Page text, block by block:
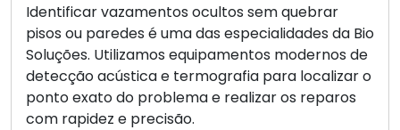
Identificar vazamentos ocultos sem quebrar
pisos ou paredes é uma das especialidades da Bio
Soluções. Utilizamos equipamentos modernos de
detecção acústica e termografia para localizar o
ponto exato do problema e realizar os reparos
com rapidez e precisão.